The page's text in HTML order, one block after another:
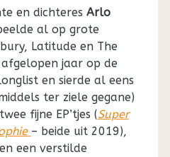
en dichteres Arlo
al op grote
Latitude en The
jaar op de
en sierde al eens
ter ziele gegane)
fijne EP’tjes (Super
– beide uit 2019),
een verstilde